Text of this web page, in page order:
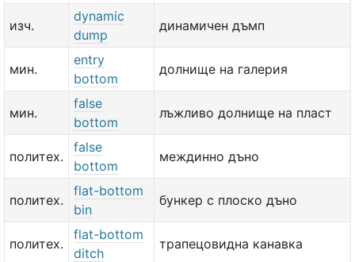
изч.
dynamic
dump
динамичен дъмп
мин.
entry
bottom
долнище на галерия
мин.
false
bottom
лъжливо долнище на пласт
политех.
false
bottom
междинно дъно
политех.
flat-bottom
bin
бункер с плоско дъно
политех.
flat-bottom
ditch
трапецовидна канавка